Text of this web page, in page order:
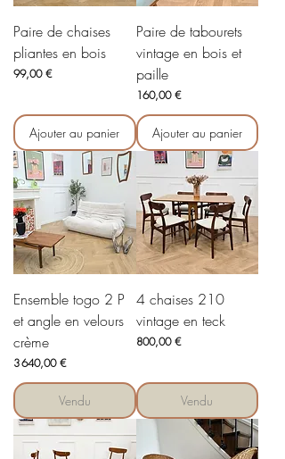
Paire de chaises
pliantes en bois
Prix
99,00 €
Ajouter au panier
Paire de tabourets
vintage en bois et
paille
Prix
160,00 €
Ajouter au panier
Ensemble togo 2 P
et angle en velours
crème
Prix
3 640,00 €
Vendu
4 chaises 210
vintage en teck
Prix
800,00 €
Vendu